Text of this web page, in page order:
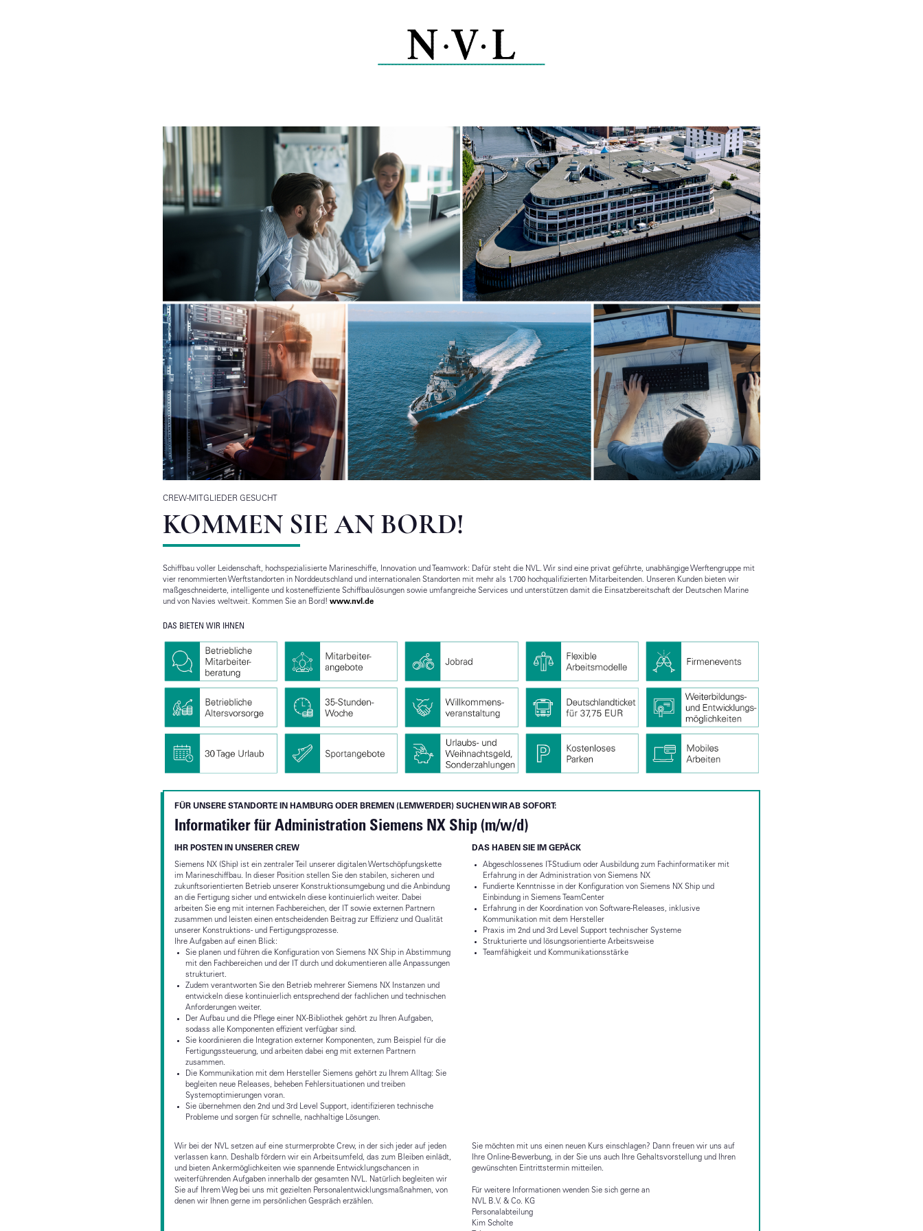
CREW-MITGLIEDER GESUCHT
KOMMEN SIE AN BORD!
Schiffbau voller Leidenschaft, hochspezialisierte Marineschiffe, Innovation und Teamwork: Dafür steht die NVL. Wir sind eine privat geführte, unabhängige Werftengruppe mit
vier renommierten Werftstandorten in Norddeutschland und internationalen Standorten mit mehr als 1.700 hochqualifizierten Mitarbeitenden. Unseren Kunden bieten wir
maßgeschneiderte, intelligente und kosteneffiziente Schiffbaulösungen sowie umfangreiche Services und unterstützen damit die Einsatzbereitschaft der Deutschen Marine
und von Navies weltweit. Kommen Sie an Bord! www.nvl.de
DAS BIETEN WIR IHNEN
FÜR UNSERE STANDORTE IN HAMBURG ODER BREMEN (LEMWERDER) SUCHEN WIR AB SOFORT:
Informatiker für Administration Siemens NX Ship (m/w/d)
IHR POSTEN IN UNSERER CREW
Siemens NX (Ship) ist ein zentraler Teil unserer digitalen Wertschöpfungskette
im Marineschiffbau. In dieser Position stellen Sie den stabilen, sicheren und
zukunftsorientierten Betrieb unserer Konstruktionsumgebung und die Anbindung
an die Fertigung sicher und entwickeln diese kontinuierlich weiter. Dabei
arbeiten Sie eng mit internen Fachbereichen, der IT sowie externen Partnern
zusammen und leisten einen entscheidenden Beitrag zur Effizienz und Qualität
unserer Konstruktions- und Fertigungsprozesse.
Ihre Aufgaben auf einen Blick:
Sie planen und führen die Konfiguration von Siemens NX Ship in Abstimmung
mit den Fachbereichen und der IT durch und dokumentieren alle Anpassungen
strukturiert.
Zudem verantworten Sie den Betrieb mehrerer Siemens NX Instanzen und
entwickeln diese kontinuierlich entsprechend der fachlichen und technischen
Anforderungen weiter.
Der Aufbau und die Pflege einer NX-Bibliothek gehört zu Ihren Aufgaben,
sodass alle Komponenten effizient verfügbar sind.
Sie koordinieren die Integration externer Komponenten, zum Beispiel für die
Fertigungssteuerung, und arbeiten dabei eng mit externen Partnern
zusammen.
Die Kommunikation mit dem Hersteller Siemens gehört zu Ihrem Alltag: Sie
begleiten neue Releases, beheben Fehlersituationen und treiben
Systemoptimierungen voran.
Sie übernehmen den 2nd und 3rd Level Support, identifizieren technische
Probleme und sorgen für schnelle, nachhaltige Lösungen.
DAS HABEN SIE IM GEPÄCK
Abgeschlossenes IT-Studium oder Ausbildung zum Fachinformatiker mit
Erfahrung in der Administration von Siemens NX
Fundierte Kenntnisse in der Konfiguration von Siemens NX Ship und
Einbindung in Siemens TeamCenter
Erfahrung in der Koordination von Software-Releases, inklusive
Kommunikation mit dem Hersteller
Praxis im 2nd und 3rd Level Support technischer Systeme
Strukturierte und lösungsorientierte Arbeitsweise
Teamfähigkeit und Kommunikationsstärke
Wir bei der NVL setzen auf eine sturmerprobte Crew, in der sich jeder auf jeden
verlassen kann. Deshalb fördern wir ein Arbeitsumfeld, das zum Bleiben einlädt,
und bieten Ankermöglichkeiten wie spannende Entwicklungschancen in
weiterführenden Aufgaben innerhalb der gesamten NVL. Natürlich begleiten wir
Sie auf Ihrem Weg bei uns mit gezielten Personalentwicklungsmaßnahmen, von
denen wir Ihnen gerne im persönlichen Gespräch erzählen.
Sie möchten mit uns einen neuen Kurs einschlagen? Dann freuen wir uns auf
Ihre Online-Bewerbung, in der Sie uns auch Ihre Gehaltsvorstellung und Ihren
gewünschten Eintrittstermin mitteilen.
Für weitere Informationen wenden Sie sich gerne an
NVL B.V. & Co. KG
Personalabteilung
Kim Scholte